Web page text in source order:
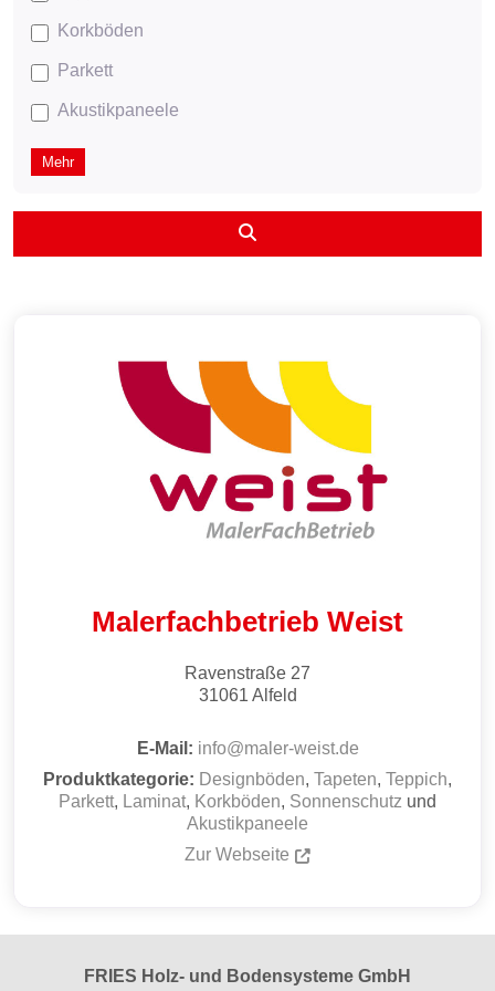
Korkböden
Parkett
Akustikpaneele
Mehr
Maler­fachbetrieb Weist
Ravenstraße 27
31061 Alfeld
E-Mail: info@maler-weist.de
Produktkategorie: Designböden, Tapeten, Teppich,
Parkett, Laminat, Korkböden, Sonnenschutz und
Akustikpaneele
Zur Webseite
FRIES Holz- und Bodensysteme GmbH